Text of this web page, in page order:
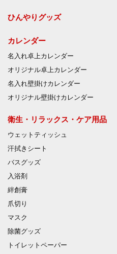
ひんやりグッズ
カレンダー
名入れ卓上カレンダー
オリジナル卓上カレンダー
名入れ壁掛けカレンダー
オリジナル壁掛けカレンダー
衛生・リラックス・ケア用品
ウェットティッシュ
汗拭きシート
バスグッズ
入浴剤
絆創膏
爪切り
マスク
除菌グッズ
トイレットペーパー